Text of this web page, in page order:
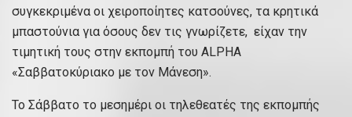
συγκεκριμένα οι χειροποίητες κατσούνες, τα κρητικά
μπαστούνια για όσους δεν τις γνωρίζετε, είχαν την
τιμητική τους στην εκπομπή του ALPHA
«Σαββατοκύριακο με τον Μάνεση».
Το Σάββατο το μεσημέρι οι τηλεθεατές της εκπομπής